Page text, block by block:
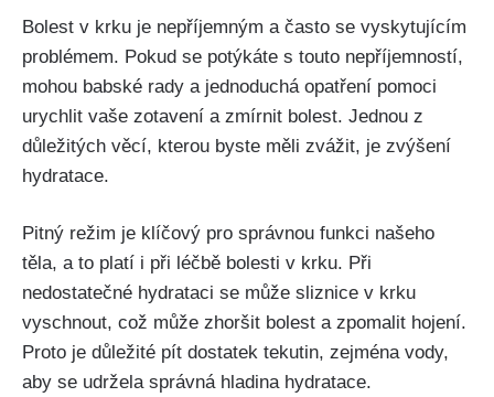
Bolest ​v krku⁤ je nepříjemným⁤ a ⁤často se vyskytujícím
problémem. Pokud ⁢se potýkáte s touto nepříjemností,
mohou babské rady a jednoduchá ⁤opatření pomoci
urychlit ​vaše zotavení a zmírnit bolest. Jednou z
důležitých ⁣věcí, kterou⁤ byste ‍měli zvážit, je zvýšení
⁤hydratace.
Pitný režim je klíčový pro správnou funkci našeho
‍těla, a to⁣ platí i při‍ léčbě​ bolesti ‌v krku. Při
nedostatečné hydrataci se může sliznice ‍v krku
vyschnout,⁣ což může zhoršit⁣ bolest a zpomalit hojení.
Proto je‌ důležité pít dostatek tekutin,‌ zejména vody,
aby⁣ se ‌udržela‍ správná ⁢hladina hydratace.